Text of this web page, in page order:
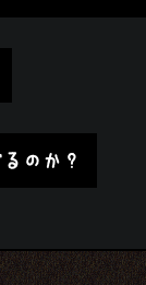
のか？